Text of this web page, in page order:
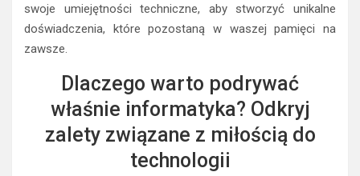
swoje umiejętności techniczne, aby stworzyć unikalne
doświadczenia, które pozostaną w waszej pamięci na
zawsze.
Dlaczego warto podrywać
właśnie informatyka? Odkryj
zalety związane z miłością do
technologii